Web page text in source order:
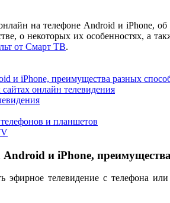
на телефоне Android и iPhone,
о некоторых их особенностях, а
от Смарт ТВ.
и iPhone, преимущества разных
онлайн телевидения
и планшетов
и iPhone,
эфирное телевидение с телефона